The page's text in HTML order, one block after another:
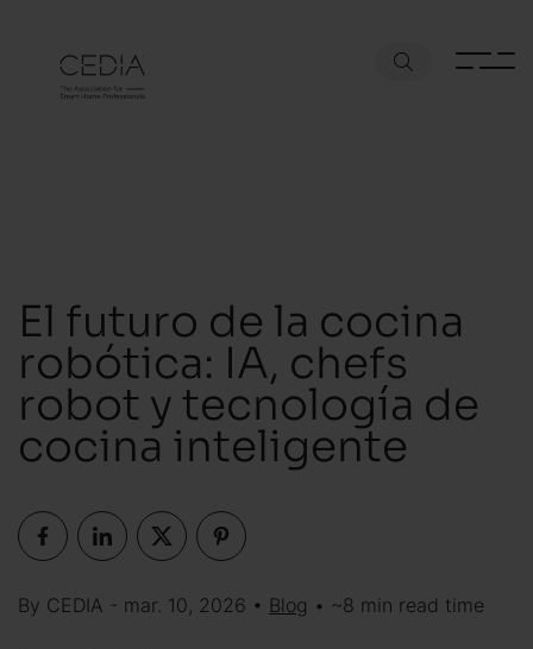
El futuro de la cocina
robótica: IA, chefs
robot y tecnología de
cocina inteligente
By CEDIA - mar. 10, 2026 • Blog • ~8 min read time